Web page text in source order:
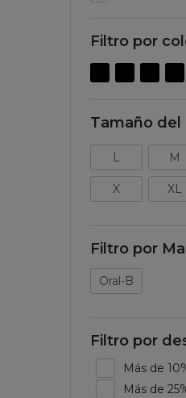
Filtro por
Tamaño
L M
X XL
Filtro por
Oral-B
Filtro por
Más de
Más de